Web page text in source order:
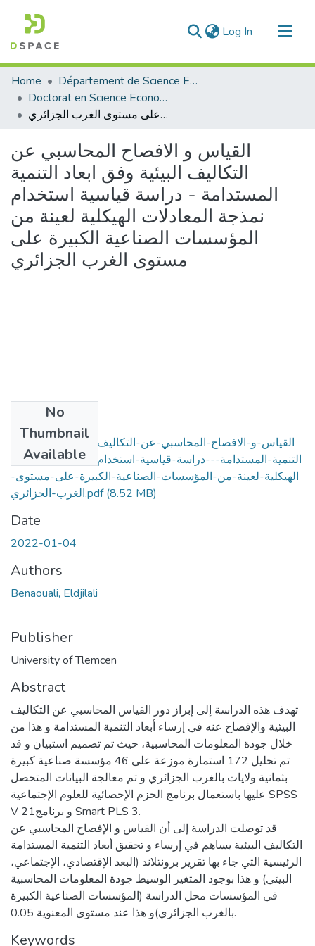
Log In (current)
Communities & Collections
All of DSpace
Statistics
Home
Département de Science Economique
Doctorat en Science Economique
القياس و الافصاح المحاسبي عن التكاليف البيئية وفق ابعاد التنمية المستدامة - دراسة قياسية استخدام نمذجة المعادلات الهيكلية لعينة من المؤسسات الصناعية الكبيرة على مستوى الغرب الجزائري
القياس و الافصاح المحاسبي عن
التكاليف البيئية وفق ابعاد التنمية
المستدامة - دراسة قياسية استخدام
نمذجة المعادلات الهيكلية لعينة من
المؤسسات الصناعية الكبيرة على
مستوى الغرب الجزائري
No
Thumbnail
Available
القياس-و-الافصاح-المحاسبي-عن-التكاليف-البيئية-وفق-ابعاد-
التنمية-المستدامة---دراسة-قياسية-استخدام-نمذجة-المعادلات-
الهيكلية-لعينة-من-المؤسسات-الصناعية-الكبيرة-على-مستوى-
الغرب-الجزائري.pdf(8.52 MB)
Date
2022-01-04
Authors
Benaouali, Eldjilali
Publisher
University of Tlemcen
Abstract
تهدف هذه الدراسة إلى إبراز دور القياس المحاسبي عن التكاليف
البيئية والإفصاح عنه في إرساء أبعاد التنمية المستدامة و هذا من
خلال جودة المعلومات المحاسبية، حيث تم تصميم استبيان و قد
تم تحليل 172 استمارة موزعة على 46 مؤسسة صناعية كبيرة
بثمانية ولايات بالغرب الجزائري و تم معالجة البيانات المتحصل
عليها باستعمال برنامج الحزم الإحصائية للعلوم الإجتماعية SPSS
V 21و برنامج Smart PLS 3.
قد توصلت الدراسة إلى أن القياس و الإفصاح المحاسبي عن
التكاليف البيئية يساهم في إرساء و تحقيق أبعاد التنمية المستدامة
الرئيسية التي جاء بها تقرير برونتلاند (البعد الإقتصادي، الإجتماعي،
البيئي) و هذا بوجود المتغير الوسيط جودة المعلومات المحاسبية
في المؤسسات محل الدراسة (المؤسسات الصناعية الكبيرة
بالغرب الجزائري)و هذا عند مستوى المعنوية 0.05.
Keywords